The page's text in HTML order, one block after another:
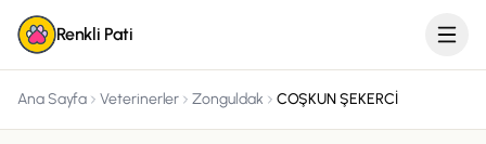
Renkli Pati
Ana Sayfa Veterinerler Zonguldak COŞKUN ŞEKERCİ